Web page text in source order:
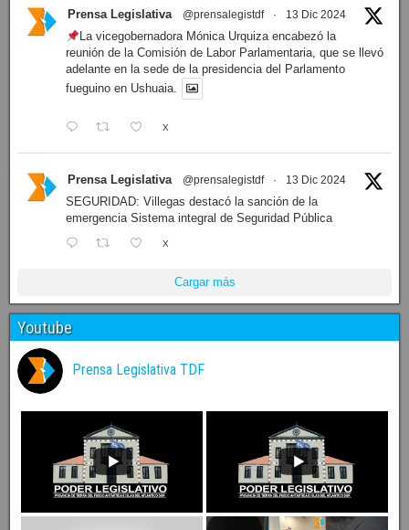
Prensa Legislativa @prensalegistdf · 13 Dic 2024
La vicegobernadora Mónica Urquiza encabezó la
reunión de la Comisión de Labor Parlamentaria, que se llevó
adelante en la sede de la presidencia del Parlamento
fueguino en Ushuaia.
X
Prensa Legislativa @prensalegistdf · 13 Dic 2024
SEGURIDAD: Villegas destacó la sanción de la
emergencia Sistema integral de Seguridad Pública
X
Cargar más
Youtube
Prensa Legislativa TDF